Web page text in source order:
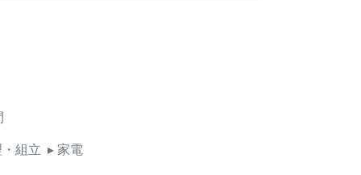
組立 ▸ 家電